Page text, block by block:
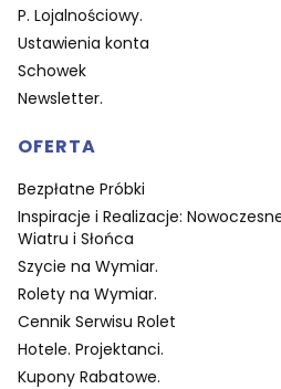
P. Lojalnościowy.
Ustawienia konta
Schowek
Newsletter.
OFERTA
Bezpłatne Próbki
Inspiracje i Realizacje:
Wiatru i Słońca
Szycie na Wymiar.
Rolety na Wymiar.
Cennik Serwisu Rolet
Hotele. Projektanci.
Kupony Rabatowe.